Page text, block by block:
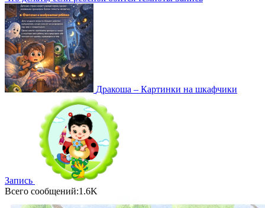
Дракоша – Картинки на шкафчики
Запись
Всего сообщений:1.6K